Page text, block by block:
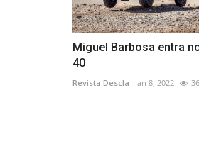
Miguel Barbosa entra
40
Revista Descla Jan 8, 2022